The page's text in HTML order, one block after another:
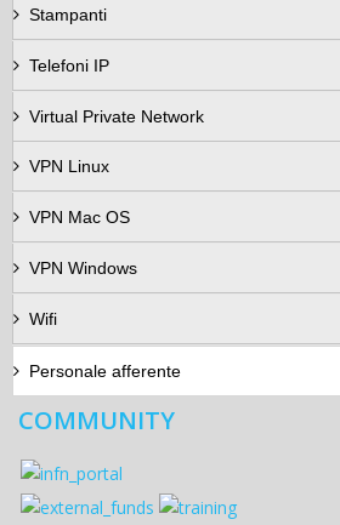
Stampanti
Telefoni IP
Virtual Private Network
VPN Linux
VPN Mac OS
VPN Windows
Wifi
Personale afferente
COMMUNITY